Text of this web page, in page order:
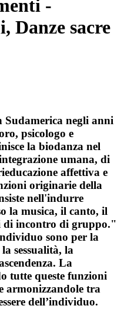
-
Danze sacre
Sudamerica negli anni
psicologo e
la biodanza nel
umana, di
affettiva e
originarie della
nell'indurre
la musica, il canto, il
di incontro di gruppo."
sono per la
sessualità, la
La
tutte queste funzioni
armonizzandole tra
dell’individuo.